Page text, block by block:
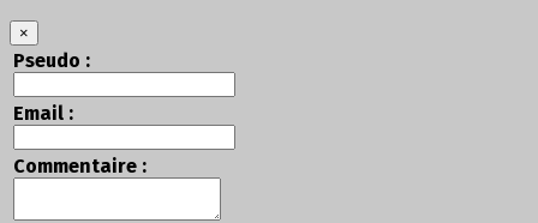
×
Pseudo :
Email :
Commentaire :